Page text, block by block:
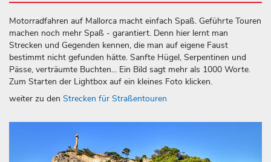
Motorradfahren auf Mallorca macht einfach Spaß. Geführte Touren
machen noch mehr Spaß - garantiert. Denn hier lernt man
Strecken und Gegenden kennen, die man auf eigene Faust
bestimmt nicht gefunden hätte. Sanfte Hügel, Serpentinen und
Pässe, verträumte Buchten... Ein Bild sagt mehr als 1000 Worte.
Zum Starten der Lightbox auf ein kleines Foto klicken.
weiter zu den Strecken für Straßentouren